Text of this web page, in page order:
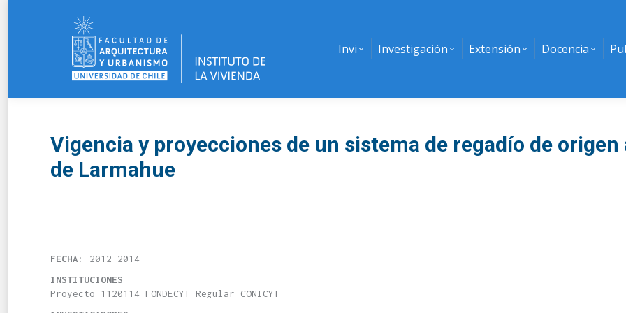
Invi Investigación Extensión Docencia
Vigencia y proyecciones de un sistema de regadío de
de Larmahue
FECHA: 2012-2014
INSTITUCIONES
Proyecto 1120114 FONDECYT Regular CONICYT